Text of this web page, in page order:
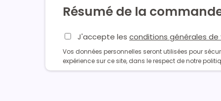
Résumé de la
J'accepte les conditions générales
Vos données personnelles seront utilisées pour
expérience sur ce site, dans le respect de notre